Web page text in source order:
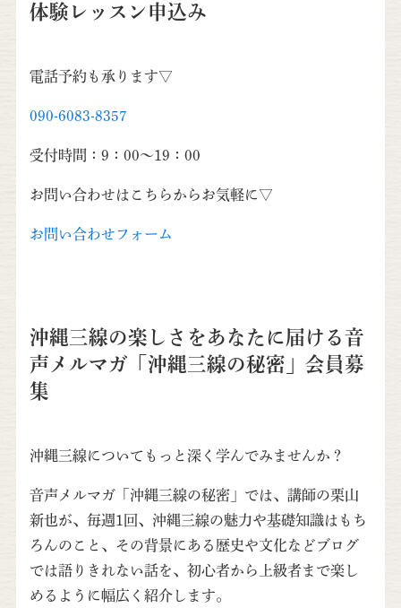
体験レッスン申込み
電話予約も承ります▽
090-6083-8357
受付時間：9：00～19：00
お問い合わせはこちらからお気軽に▽
お問い合わせフォーム
沖縄三線の楽しさをあなたに届ける音
声メルマガ「沖縄三線の秘密」会員募
集
沖縄三線についてもっと深く学んでみませんか？
音声メルマガ「沖縄三線の秘密」では、講師の栗山
新也が、毎週1回、沖縄三線の魅力や基礎知識はもち
ろんのこと、その背景にある歴史や文化などブログ
では語りきれない話を、初心者から上級者まで楽し
めるように幅広く紹介します。